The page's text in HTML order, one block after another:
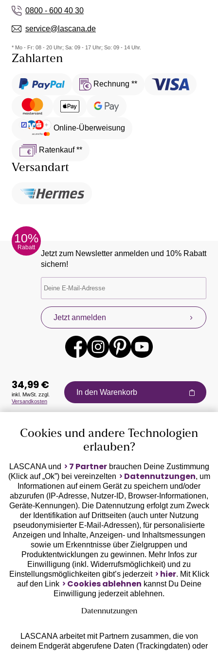
0800 - 600 40 30
service@lascana.de
* Mo - Fr: 08 - 20 Uhr; Sa: 09 - 17 Uhr; So: 09 - 14 Uhr.
Zahlarten
Rechnung **
Online-Überweisung
Ratenkauf **
Versandart
10%
Rabatt
Jetzt zum Newsletter anmelden und 10% Rabatt
sichern!
Jetzt anmelden
Auszeichnungen
Geprüfte Sicherheit
Unsere Apps
34,99 €
inkl. MwSt. zzgl.
Versandkosten
In den Warenkorb
Cookies und andere Technologien
erlauben?
LASCANA und 7 Partnerbrauchen Deine Zustimmung
(Klick auf „Ok”) bei vereinzelten
Datennutzungen, um
Informationen auf einem Gerät zu speichern und/oder
abzurufen (IP-Adresse, Nutzer-ID, Browser-Informationen,
Geräte-Kennungen). Die Datennutzung erfolgt zum Zweck
der Identifikation auf Drittseiten (auch unter Nutzung
pseudonymisierter E-Mail-Adressen), für personalisierte
Anzeigen und Inhalte, Anzeigen- und Inhaltsmessungen
sowie um Erkenntnisse über Zielgruppen und
Produktentwicklungen zu gewinnen. Mehr Infos zur
Einwilligung (inkl. Widerrufsmöglichkeit) und zu
Einstellungsmöglichkeiten gibt’s jederzeit
hier. Mit Klick
auf den Link
Cookies ablehnen kannst Du Deine
Einwilligung jederzeit ablehnen.
Datennutzungen
LASCANA arbeitet mit Partnern zusammen, die von
deinem Endgerät abgerufene Daten (Trackingdaten) oder